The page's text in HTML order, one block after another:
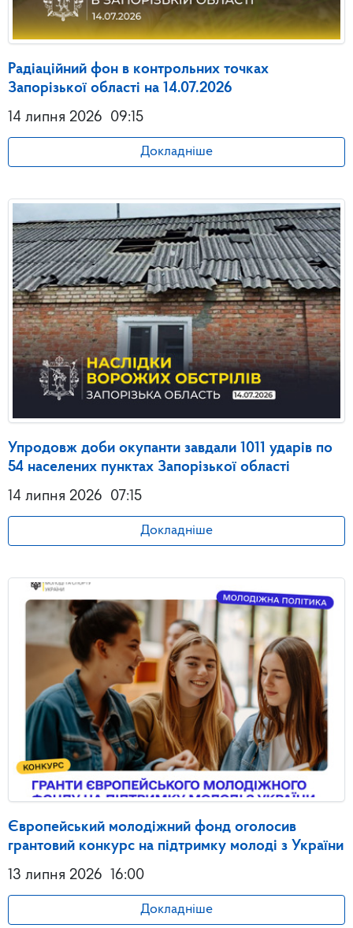
Радіаційний фон в контрольних точках
Запорізької області на 14.07.2026
14 липня 2026 09:15
Докладніше
Упродовж доби окупанти завдали 1011 ударів по
54 населених пунктах Запорізької області
14 липня 2026 07:15
Докладніше
Європейський молодіжний фонд оголосив
грантовий конкурс на підтримку молоді з України
13 липня 2026
16:00
Докладніше